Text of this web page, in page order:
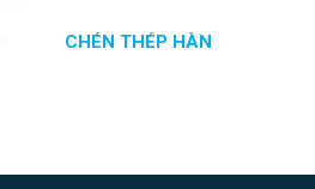
CHÉN THÉP HÀN